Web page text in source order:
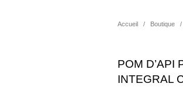
Accueil / Boutique /
POM D’API
INTEGRAL